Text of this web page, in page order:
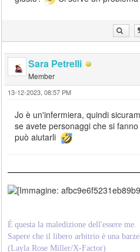
Sara Petrelli
Member
13-12-2023, 08:57 PM
Jo è un'infermiera, quindi
se avete personaggi che si
può aiutarli
È 'questa la maledizione dell'essere me.
Sapere che il libero arbitrio è una
(Layla Rose Miller/X-Factor)